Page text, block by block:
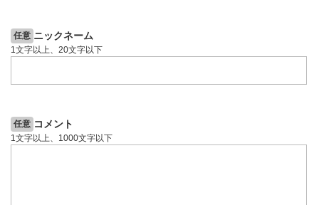
任意 ニックネーム
1文字以上、20文字以下
任意 コメント
1文字以上、1000文字以下